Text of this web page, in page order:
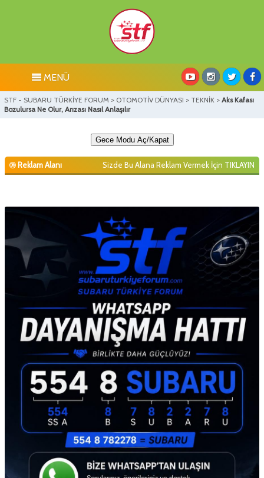
MENÜ
STF - SUBARU TÜRKİYE FORUM > OTOMOTİV DÜNYASI > TEKNİK > Aks Kafası
Bozulursa Ne Olur, Arızası Nasıl Anlaşılır
Gece Modu Aç/Kapat
Reklam Alanı Sizde Bu Alana Reklam Vermek İçin TIKLAYIN